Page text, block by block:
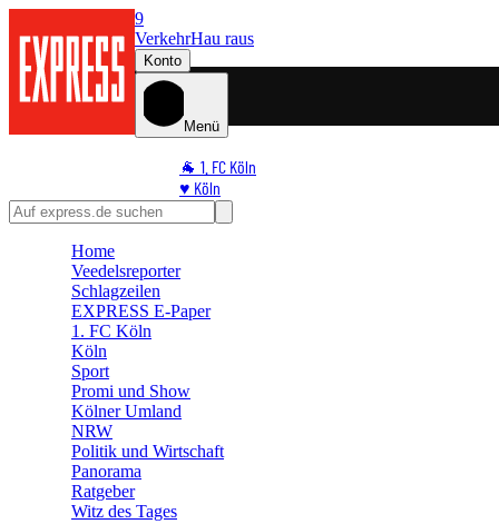
9
VerkehrHau raus
Konto
Menü
🐐 1. FC Köln
♥️ Köln
⭐ Promi
🛒 Shoppingwelt
Home
Veedelsreporter
Schlagzeilen
EXPRESS E-Paper
1. FC Köln
Köln
Sport
Promi und Show
Kölner Umland
NRW
Politik und Wirtschaft
Panorama
Ratgeber
Witz des Tages